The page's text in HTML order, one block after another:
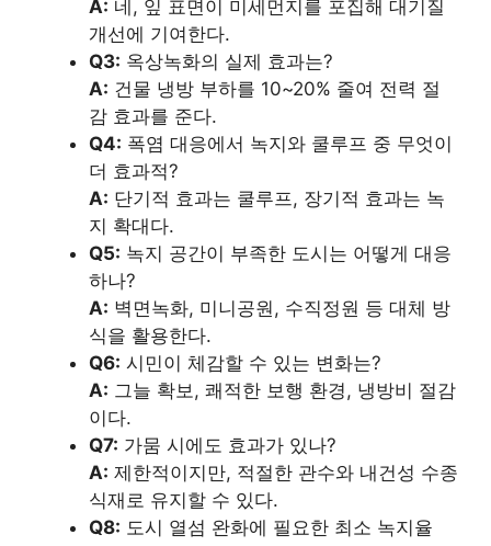
A: 네, 잎 표면이 미세먼지를 포집해 대기질
개선에 기여한다.
Q3: 옥상녹화의 실제 효과는?
A: 건물 냉방 부하를 10~20% 줄여 전력 절
감 효과를 준다.
Q4: 폭염 대응에서 녹지와 쿨루프 중 무엇이
더 효과적?
A: 단기적 효과는 쿨루프, 장기적 효과는 녹
지 확대다.
Q5: 녹지 공간이 부족한 도시는 어떻게 대응
하나?
A: 벽면녹화, 미니공원, 수직정원 등 대체 방
식을 활용한다.
Q6: 시민이 체감할 수 있는 변화는?
A: 그늘 확보, 쾌적한 보행 환경, 냉방비 절감
이다.
Q7: 가뭄 시에도 효과가 있나?
A: 제한적이지만, 적절한 관수와 내건성 수종
식재로 유지할 수 있다.
Q8: 도시 열섬 완화에 필요한 최소 녹지율